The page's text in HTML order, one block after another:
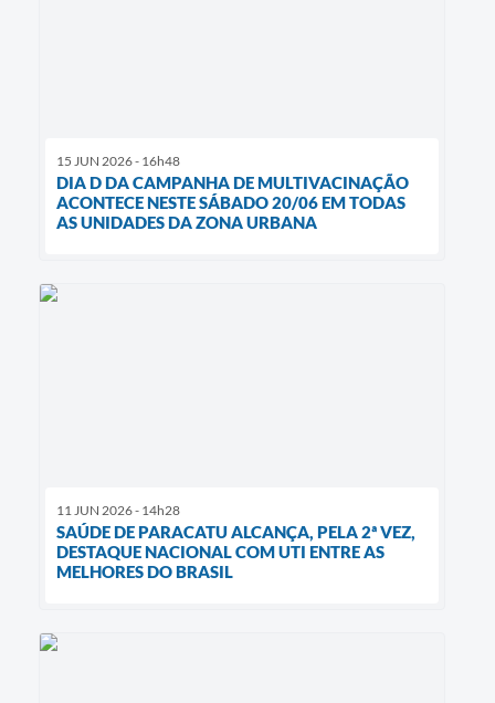
15 JUN 2026 - 16h48
DIA D DA CAMPANHA DE MULTIVACINAÇÃO
ACONTECE NESTE SÁBADO 20/06 EM TODAS
AS UNIDADES DA ZONA URBANA
11 JUN 2026 - 14h28
SAÚDE DE PARACATU ALCANÇA, PELA 2ª VEZ,
DESTAQUE NACIONAL COM UTI ENTRE AS
MELHORES DO BRASIL